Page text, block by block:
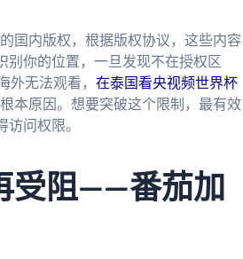
国内版权，根据版权协议，这些内容
别你的位置，一旦发现不在授权区
外无法观看， 在泰国看央视频世界杯
本原因。想要突破这个限制，最有效
问权限。
受阻——番茄加